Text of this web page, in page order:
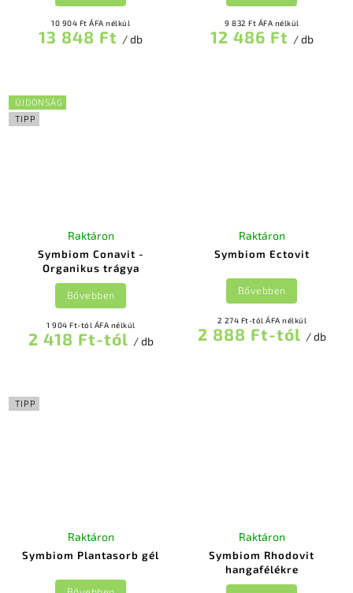
10 904 Ft ÁFA nélkül
13 848 Ft / db
9 832 Ft ÁFA nélkül
12 486 Ft / db
ÚJDONSÁG
TIPP
Symbiom Conavit -
Organikus trágya
Raktáron
1 904 Ft-tól ÁFA nélkül
2 418 Ft-tól / db
Bővebben
Symbiom Ectovit
Raktáron
2 274 Ft-tól ÁFA nélkül
2 888 Ft-tól / db
Bővebben
TIPP
Symbiom Plantasorb gél
Raktáron
Symbiom Rhodovit
hangafélékre
Raktáron